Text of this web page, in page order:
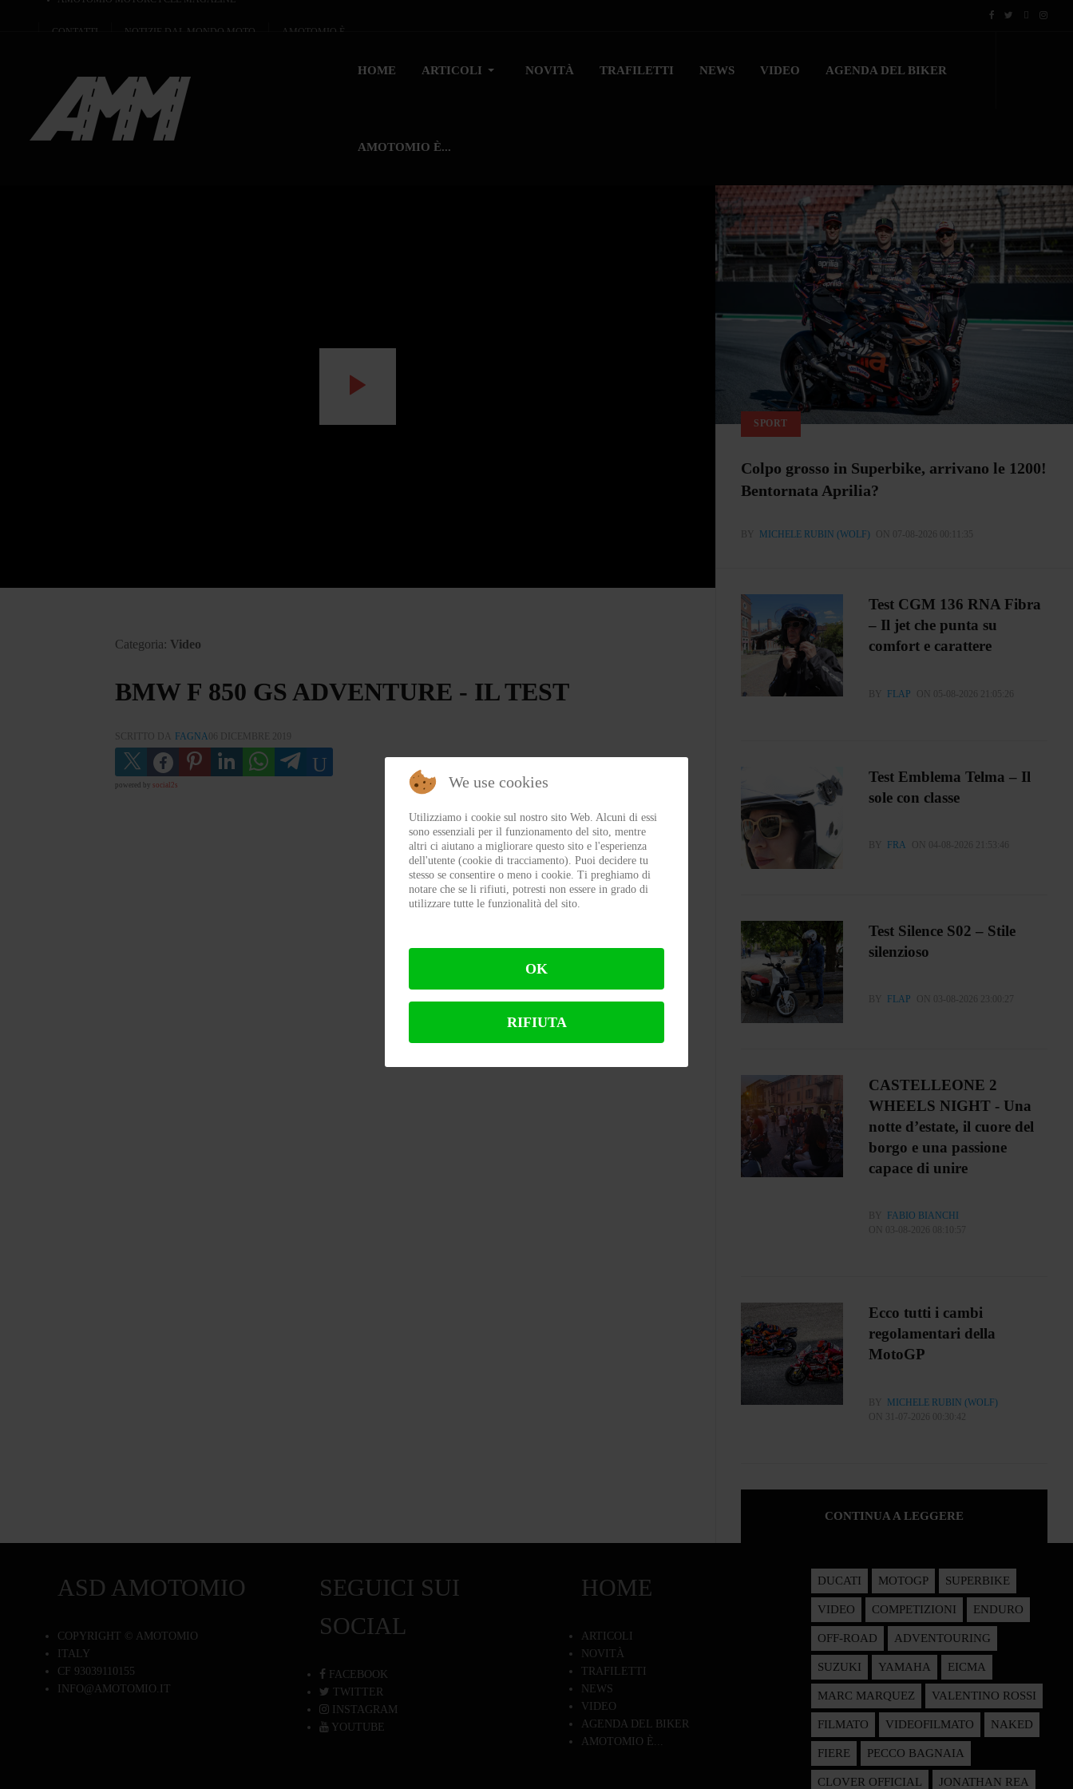
CONTATTI NOTIZIE DAL MONDO MOTO AMOTOMIO È...
HOME ARTICOLI NOVITÀ TRAFILETTI NEWS VIDEO AGENDA DEL BIKER
AMOTOMIO È...
WATCH THE VIDEO
Categoria: Video
BMW F 850 GS ADVENTURE - IL TEST
SCRITTO DA FAGNA 06 DICEMBRE 2019
powered by social2s
SPORT
Colpo grosso in Superbike, arrivano le 1200!
Bentornata Aprilia?
BY MICHELE RUBIN (WOLF) ON 07-08-2026 00:11:35
Test CGM 136 RNA Fibra
– Il jet che punta su
comfort e carattere
BY FLAP ON 05-08-2026 21:05:26
Test Emblema Telma – Il
sole con classe
BY FRA ON 04-08-2026 21:53:46
Test Silence S02 – Stile
silenzioso
BY FLAP ON 03-08-2026 23:00:27
CASTELLEONE 2
WHEELS NIGHT - Una
notte d’estate, il cuore del
borgo e una passione
capace di unire
BY
FABIO BIANCHI
ON 03-08-2026 08:10:57
Ecco tutti i cambi
regolamentari della
MotoGP
BY
MICHELE RUBIN (WOLF)
ON 31-07-2026 00:30:42
CONTINUA A LEGGERE
ASD AMOTOMIO
COPYRIGHT © AMOTOMIO
ITALY
CF 93039110155
INFO@AMOTOMIO.IT
SEGUICI SUI
SOCIAL
FACEBOOK
TWITTER
INSTAGRAM
YOUTUBE
HOME
ARTICOLI
NOVITÀ
TRAFILETTI
NEWS
VIDEO
AGENDA DEL BIKER
AMOTOMIO È...
DUCATI MOTOGP SUPERBIKE
VIDEO COMPETIZIONI ENDURO
OFF-ROAD ADVENTOURING
SUZUKI YAMAHA EICMA
MARC MARQUEZ VALENTINO ROSSI
FILMATO VIDEOFILMATO NAKED
FIERE PECCO BAGNAIA
CLOVER OFFICIAL JONATHAN REA
We use cookies
Utilizziamo i cookie sul nostro sito Web. Alcuni di essi
sono essenziali per il funzionamento del sito, mentre
altri ci aiutano a migliorare questo sito e l'esperienza
dell'utente (cookie di tracciamento). Puoi decidere tu
stesso se consentire o meno i cookie. Ti preghiamo di
notare che se li rifiuti, potresti non essere in grado di
utilizzare tutte le funzionalità del sito.
OK
RIFIUTA